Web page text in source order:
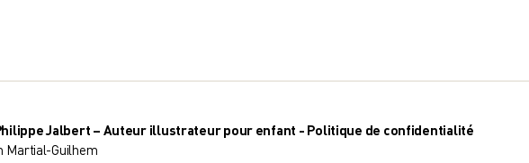
Jalbert – Auteur illustrateur pour enfant - Politique de confidentialité
Martial-Guilhem